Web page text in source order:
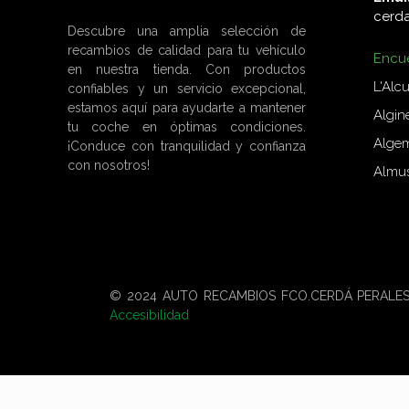
Descubre una amplia selección de
recambios de calidad para tu vehículo
en nuestra tienda. Con productos
confiables y un servicio excepcional,
estamos aquí para ayudarte a mantener
tu coche en óptimas condiciones.
¡Conduce con tranquilidad y confianza
con nosotros!
© 2024 AUTO RECAMBIOS FCO.CERDÁ
Accesibilidad